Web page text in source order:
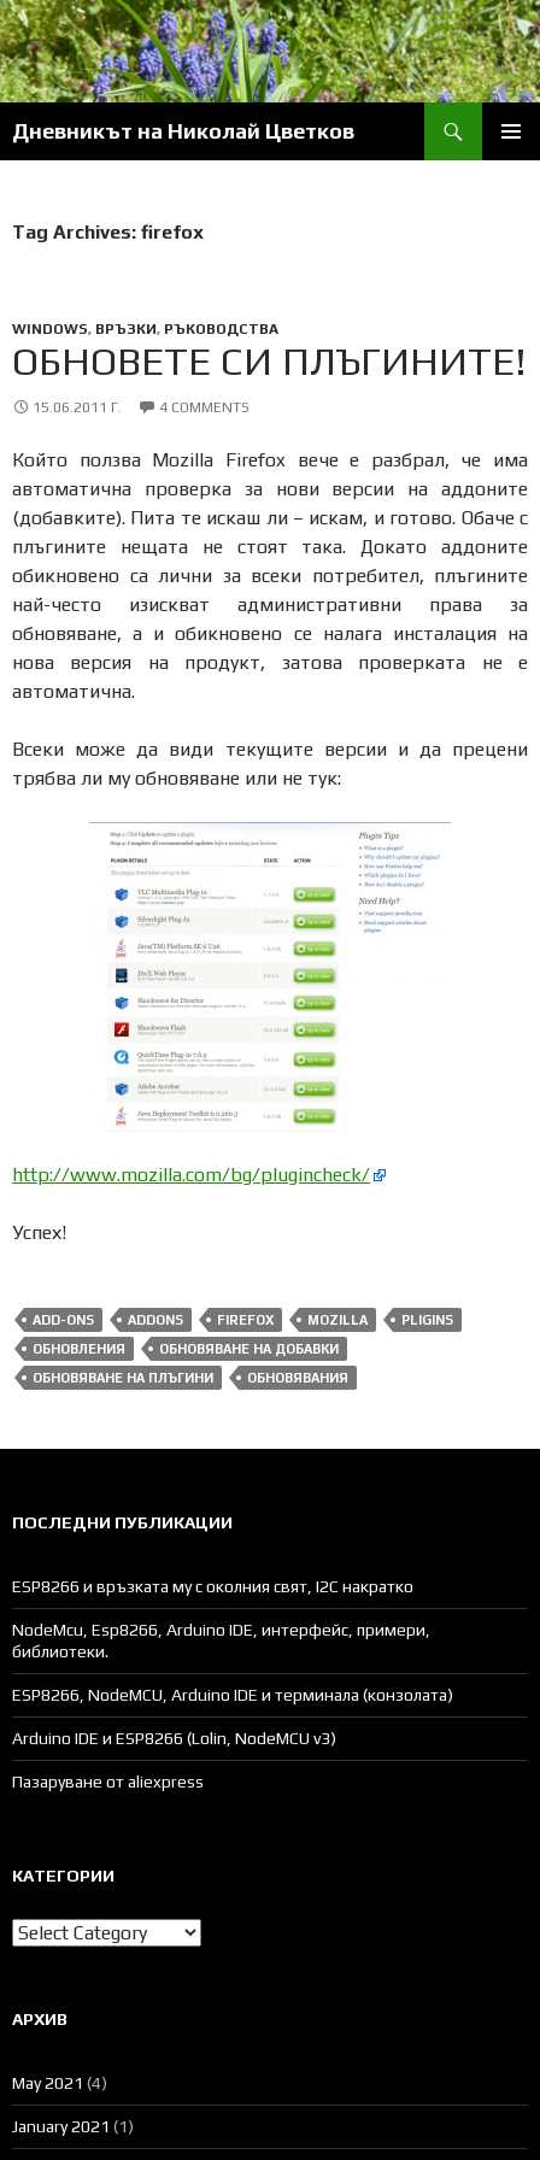
Skip
to
content
Дневникът на Николай Цветков
Tag Archives: firefox
WINDOWS, ВРЪЗКИ, РЪКОВОДСТВА
ОБНОВЕТЕ СИ ПЛЪГИНИТЕ!
15.06.2011 Г. 4 COMMENTS
Който ползва Mozilla Firefox вече е разбрал, че има
автоматична проверка за нови версии на аддоните
(добавките). Пита те искаш ли – искам, и готово. Обаче с
плъгините нещата не стоят така. Докато аддоните
обикновено са лични за всеки потребител, плъгините
най-често изискват административни права за
обновяване, а и обикновено се налага инсталация на
нова версия на продукт, затова проверката не е
автоматична.
Всеки може да види текущите версии и да прецени
трябва ли му обновяване или не тук:
http://www.mozilla.com/bg/plugincheck/
Успех!
ADD-ONS ADDONS FIREFOX MOZILLA
PLIGINS
ОБНОВЛЕНИЯ
ОБНОВЯВАНЕ НА ДОБАВКИ
ОБНОВЯВАНЕ НА ПЛЪГИНИ
ОБНОВЯВАНИЯ
ПОСЛЕДНИ ПУБЛИКАЦИИ
ESP8266 и връзката му с околния свят, I2C накратко
NodeMcu, Esp8266, Arduino IDE, интерфейс, примери,
библиотеки.
ESP8266, NodeMCU, Arduino IDE и терминала (конзолата)
Arduino IDE и ESP8266 (Lolin, NodeMCU v3)
Пазаруване от aliexpress
КАТЕГОРИИ
Категории
АРХИВ
May 2021 (4)
January 2021 (1)